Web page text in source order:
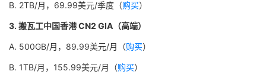
B. 2TB/月，69.99美元/季度（购买）
3. 搬瓦工中国香港 CN2 GIA（高端）
A. 500GB/月，89.99美元/月（购买）
B. 1TB/月，155.99美元/月（购买）